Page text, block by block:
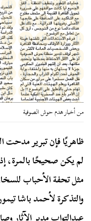
من أخبار هدم حوش الصوفية
ظاهريًا فإن تبرير مدحت
لم يكن صحيحًا بالمرة، إذ
مثل تحفة الأحباب
والتذكرة لأحمد باشا